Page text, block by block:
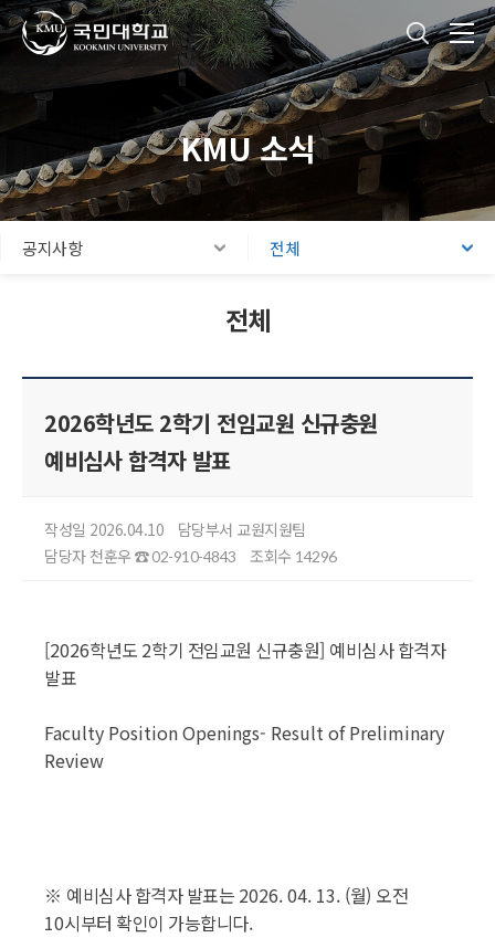
주메뉴 바로가기
본문내용 바로가기
푸터 바로가기
국민대학교
KMU 소식
공지사항 전체
전체
2026학년도 2학기 전임교원 신규충원
예비심사 합격자 발표
작성일 2026.04.10
담당부서 교원지원팀
담당자 천훈우 ☎ 02-910-4843 조회수 14296
[2026학년도 2학기 전임교원 신규충원] 예비심사 합격자
발표
Faculty Position Openings- Result of Preliminary
Review
※ 예비심사 합격자 발표는 2026. 04. 13. (월) 오전
10시부터 확인이 가능합니다.